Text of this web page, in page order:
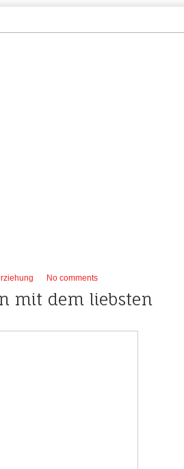
No comments
mit dem liebsten